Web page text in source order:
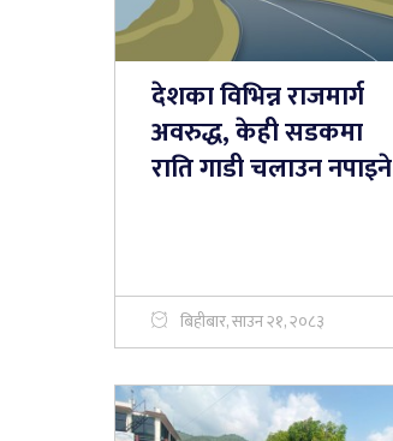
देशका विभिन्न राजमार्ग
अवरुद्ध, केही सडकमा
राति गाडी चलाउन नपाइने
बिहीबार, साउन २१, २०८३